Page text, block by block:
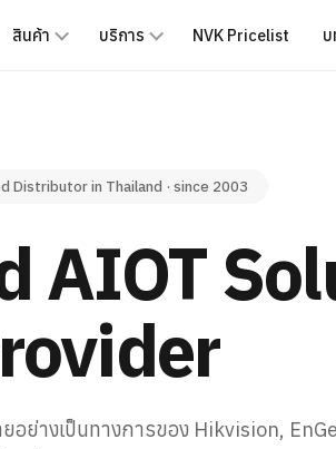
สินค้า บริการ NVK Pricelist บ
Distributor in Thailand · since 2003
AIOT
อย่างเป็นทางการของ Hikvision,